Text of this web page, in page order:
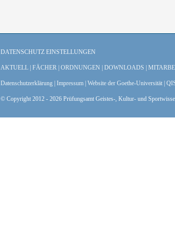
DATENSCHUTZ EINSTELLUNGEN
AKTUELL FÄCHER ORDNUNGEN DOWNLOADS
Datenschutzerklärung Impressum Website der Goethe-Universität
© Copyright 2012 - 2026 Prüfungsamt Geistes-, Kultur- und